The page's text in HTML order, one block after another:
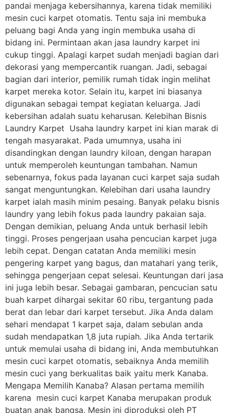
pandai menjaga kebersihannya, karena tidak memiliki
mesin cuci karpet otomatis. Tentu saja ini membuka
peluang bagi Anda yang ingin membuka usaha di
bidang ini. Permintaan akan jasa laundry karpet ini
cukup tinggi. Apalagi karpet sudah menjadi bagian dari
dekorasi yang mempercantik ruangan. Jadi, sebagai
bagian dari interior, pemilik rumah tidak ingin melihat
karpet mereka kotor. Selain itu, karpet ini biasanya
digunakan sebagai tempat kegiatan keluarga. Jadi
kebersihan adalah suatu keharusan. Kelebihan Bisnis
Laundry Karpet Usaha laundry karpet ini kian marak di
tengah masyarakat. Pada umumnya, usaha ini
disandingkan dengan laundry kiloan, dengan harapan
untuk memperoleh keuntungan tambahan. Namun
sebenarnya, fokus pada layanan cuci karpet saja sudah
sangat menguntungkan. Kelebihan dari usaha laundry
karpet ialah masih minim pesaing. Banyak pelaku bisnis
laundry yang lebih fokus pada laundry pakaian saja.
Dengan demikian, peluang Anda untuk berhasil lebih
tinggi. Proses pengerjaan usaha pencucian karpet juga
lebih cepat. Dengan catatan Anda memiliki mesin
pengering karpet yang bagus, dan matahari yang terik,
sehingga pengerjaan cepat selesai. Keuntungan dari jasa
ini juga lebih besar. Sebagai gambaran, pencucian satu
buah karpet dihargai sekitar 60 ribu, tergantung pada
berat dan lebar dari karpet tersebut. Jika Anda dalam
sehari mendapat 1 karpet saja, dalam sebulan anda
sudah mendapatkan 1,8 juta rupiah. Jika Anda tertarik
untuk memulai usaha di bidang ini, Anda membutuhkan
mesin cuci karpet otomatis, sebaiknya Anda memilih
mesin cuci yang berkualitas baik yaitu merk Kanaba.
Mengapa Memilih Kanaba? Alasan pertama memilih
karena mesin cuci karpet Kanaba merupakan produk
buatan anak bangsa. Mesin ini diproduksi oleh PT